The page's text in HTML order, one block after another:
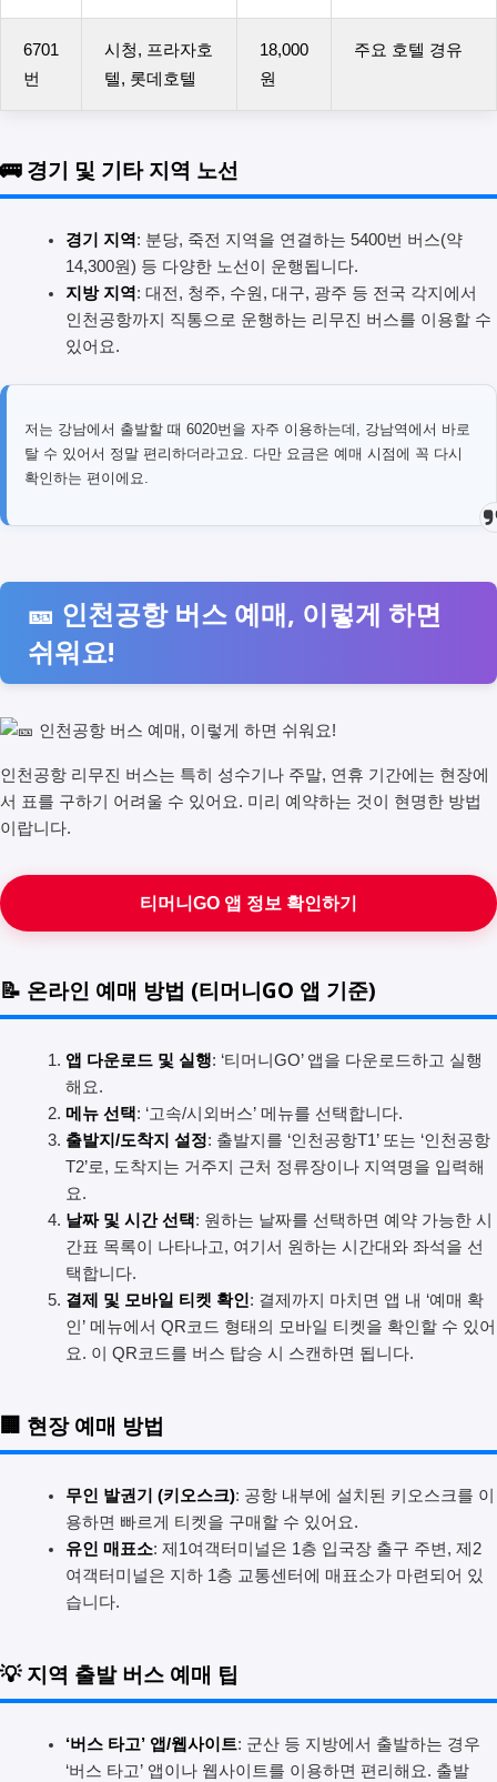
6701
번
시청, 프라자호
텔, 롯데호텔
18,000
원
주요 호텔 경유
🚌 경기 및 기타 지역 노선
경기 지역: 분당, 죽전 지역을 연결하는 5400번 버스(약
14,300원) 등 다양한 노선이 운행됩니다.
지방 지역: 대전, 청주, 수원, 대구, 광주 등 전국 각지에서
인천공항까지 직통으로 운행하는 리무진 버스를 이용할 수
있어요.
저는 강남에서 출발할 때 6020번을 자주 이용하는데, 강남역에서 바로
탈 수 있어서 정말 편리하더라고요. 다만 요금은 예매 시점에 꼭 다시
확인하는 편이에요.
🎫 인천공항 버스 예매, 이렇게 하면
쉬워요!
인천공항 리무진 버스는 특히 성수기나 주말, 연휴 기간에는 현장에
서 표를 구하기 어려울 수 있어요. 미리 예약하는 것이 현명한 방법
이랍니다.
티머니GO 앱 정보 확인하기
📝 온라인 예매 방법 (티머니GO 앱 기준)
앱 다운로드 및 실행: ‘티머니GO’ 앱을 다운로드하고 실행
해요.
메뉴 선택: ‘고속/시외버스’ 메뉴를 선택합니다.
출발지/도착지 설정: 출발지를 ‘인천공항T1’ 또는 ‘인천공항
T2’로, 도착지는 거주지 근처 정류장이나 지역명을 입력해
요.
날짜 및 시간 선택: 원하는 날짜를 선택하면 예약 가능한 시
간표 목록이 나타나고, 여기서 원하는 시간대와 좌석을 선
택합니다.
결제 및 모바일 티켓 확인: 결제까지 마치면 앱 내 ‘예매 확
인’ 메뉴에서 QR코드 형태의 모바일 티켓을 확인할 수 있어
요. 이 QR코드를 버스 탑승 시 스캔하면 됩니다.
🏢 현장 예매 방법
무인 발권기 (키오스크): 공항 내부에 설치된 키오스크를 이
용하면 빠르게 티켓을 구매할 수 있어요.
유인 매표소: 제1여객터미널은 1층 입국장 출구 주변, 제2
여객터미널은 지하 1층 교통센터에 매표소가 마련되어 있
습니다.
💡 지역 출발 버스 예매 팁
‘버스 타고’ 앱/웹사이트: 군산 등 지방에서 출발하는 경우
‘버스 타고’ 앱이나 웹사이트를 이용하면 편리해요. 출발